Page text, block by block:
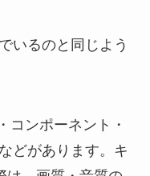
いるのと同じよう
コンポーネント・
どがあります。キ